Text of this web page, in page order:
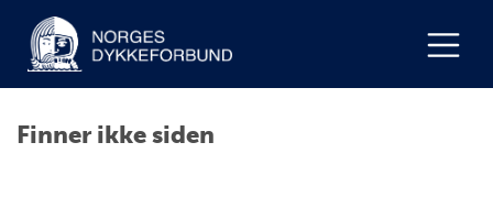
Finner ikke siden